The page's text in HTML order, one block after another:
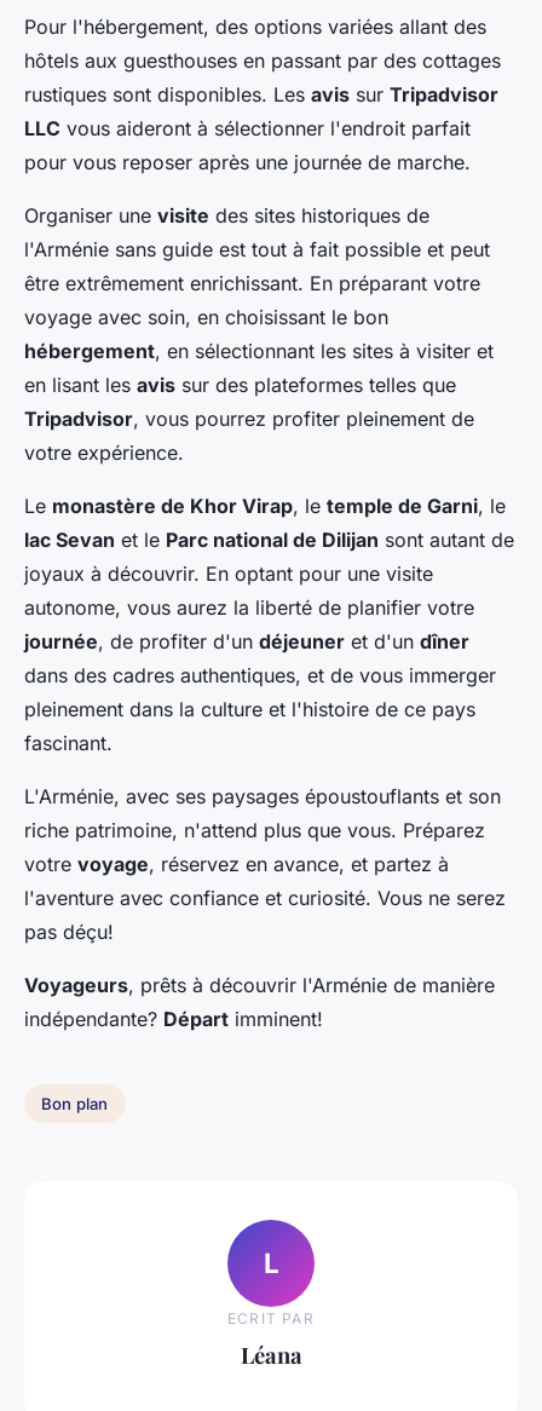
Pour l'hébergement, des options variées allant des
hôtels aux guesthouses en passant par des cottages
rustiques sont disponibles. Les avis sur Tripadvisor
LLC vous aideront à sélectionner l'endroit parfait
pour vous reposer après une journée de marche.
Organiser une visite des sites historiques de
l'Arménie sans guide est tout à fait possible et peut
être extrêmement enrichissant. En préparant votre
voyage avec soin, en choisissant le bon
hébergement, en sélectionnant les sites à visiter et
en lisant les avis sur des plateformes telles que
Tripadvisor, vous pourrez profiter pleinement de
votre expérience.
Le monastère de Khor Virap, le temple de Garni, le
lac Sevan et le Parc national de Dilijan sont autant de
joyaux à découvrir. En optant pour une visite
autonome, vous aurez la liberté de planifier votre
journée, de profiter d'un déjeuner et d'un dîner
dans des cadres authentiques, et de vous immerger
pleinement dans la culture et l'histoire de ce pays
fascinant.
L'Arménie, avec ses paysages époustouflants et son
riche patrimoine, n'attend plus que vous. Préparez
votre voyage, réservez en avance, et partez à
l'aventure avec confiance et curiosité. Vous ne serez
pas déçu!
Voyageurs, prêts à découvrir l'Arménie de manière
indépendante? Départ imminent!
Bon plan
L
ECRIT PAR
Léana